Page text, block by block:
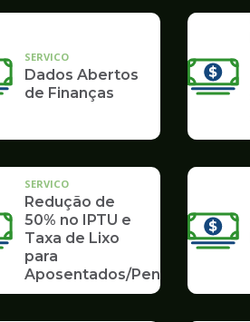
SERVICO
Dados Abertos
de Finanças
SERVICO
Redução de
50% no IPTU e
Taxa de Lixo
para
Aposentados/Pensionistas